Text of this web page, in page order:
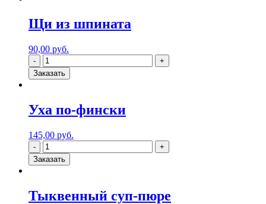
Щи из шпината
90,00 руб.
Заказать
Уха по-фински
145,00 руб.
Заказать
Тыквенный суп-пюре